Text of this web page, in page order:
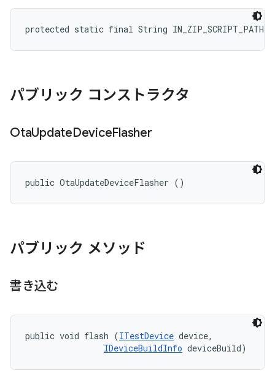
protected static final String IN_ZIP_SCRIPT_PATH
パブリック コンストラクタ
OtaUpdateDeviceFlasher
public OtaUpdateDeviceFlasher ()
パブリック メソッド
書き込む
public void flash (ITestDevice device,
IDeviceBuildInfo deviceBuild)